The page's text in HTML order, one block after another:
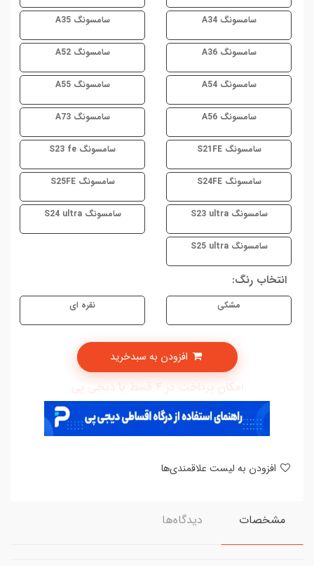
سامسونگ A34 سامسونگ A35
سامسونگ A36 سامسونگ A52
سامسونگ A54 سامسونگ A55
سامسونگ A56 سامسونگ A73
سامسونگ S21FE سامسونگ S23 fe
سامسونگ S24FE سامسونگ S25FE
سامسونگ S23 ultra سامسونگ S24 ultra
سامسونگ S25 ultra
انتخاب رنگ:
مشکی نقره ای
امکان پرداخت در 4 قسط با دیجی پی
مشخصات دیدگاه‌ها